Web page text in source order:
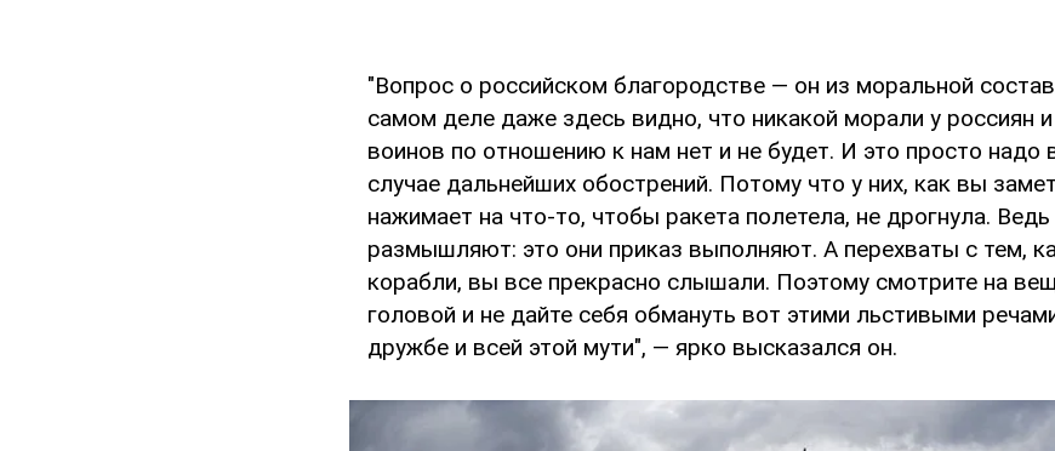
"Вопрос о российском благородстве — он из моральной
самом деле даже здесь видно, что никакой морали у россиян
воинов по отношению к нам нет и не будет. И это просто надо
случае дальнейших обострений. Потому что у них, как вы
нажимает на что-то, чтобы ракета полетела, не дрогнула. Ведь
размышляют: это они приказ выполняют. А перехваты с тем,
корабли, вы все прекрасно слышали. Поэтому смотрите на
головой и не дайте себя обмануть вот этими льстивыми
дружбе и всей этой мути", — ярко высказался он.